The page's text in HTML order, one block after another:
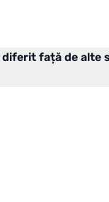
diferit față de alte